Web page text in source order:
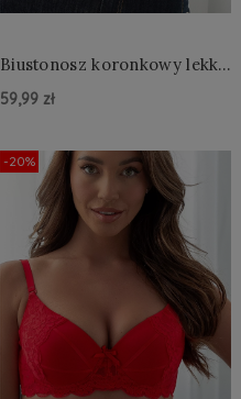
Biustonosz koronkowy lekki
59,99 zł
Do Koszyka »
-20%